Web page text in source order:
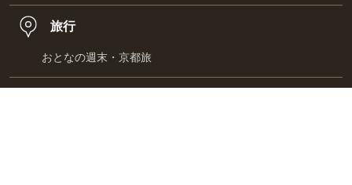
旅行
おとなの週末・京都旅